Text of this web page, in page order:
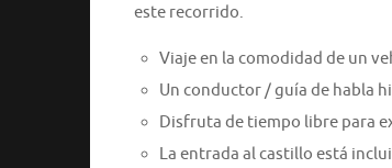
este recorrido.
Viaje en la comodidad de un
Un conductor / guía de habla
Disfruta de tiempo libre para
La entrada al castillo está